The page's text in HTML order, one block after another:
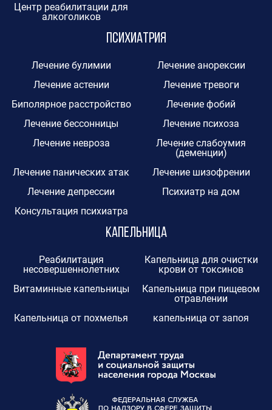
Центр реабилитации для
алкоголиков
Психиатрия
Лечение булимии
Лечение анорексии
Лечение астении
Лечение тревоги
Биполярное расстройство
Лечение фобий
Лечение бессонницы
Лечение психоза
Лечение невроза
Лечение слабоумия
(деменции)
Лечение панических атак
Лечение шизофрении
Лечение депрессии
Психиатр на дом
Консультация психиатра
Капельница
Реабилитация
несовершеннолетних
Капельница для очистки
крови от токсинов
Витаминные капельницы
Капельница при пищевом
отравлении
Капельница от похмелья
капельница от запоя